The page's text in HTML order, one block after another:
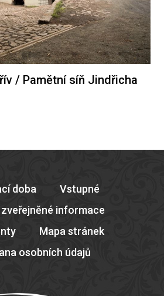
/ Pamětní síň Jindřicha
doba
Vstupné
informace
Mapa stránek
osobních údajů